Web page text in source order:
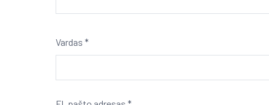
Vardas *